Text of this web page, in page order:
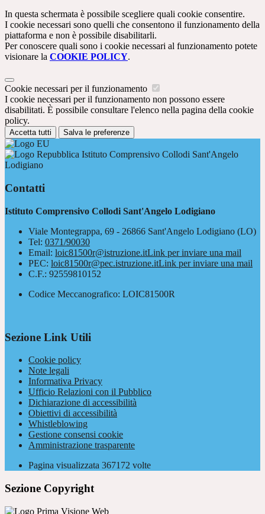
In questa schermata è possibile scegliere quali cookie consentire.
I cookie necessari sono quelli che consentono il funzionamento della
piattaforma e non è possibile disabilitarli.
Per conoscere quali sono i cookie necessari al funzionamento potete
visionare la COOKIE POLICY.
Cookie necessari per il funzionamento
I cookie necessari per il funzionamento non possono essere
disabilitati. È possibile consultare l'elenco nella pagina della cookie
policy.
Accetta tutti Salva le preferenze
Istituto Comprensivo Collodi Sant'Angelo
Lodigiano
Contatti
Istituto Comprensivo Collodi Sant'Angelo Lodigiano
Viale Montegrappa, 69 - 26866 Sant'Angelo Lodigiano (LO)
Tel: 0371/90030
Email: loic81500r@istruzione.itLink per inviare una mail
PEC: loic81500r@pec.istruzione.itLink per inviare una mail
C.F.: 92559810152
Codice Meccanografico: LOIC81500R
Sezione Link Utili
Cookie policy
Note legali
Informativa Privacy
Ufficio Relazioni con il Pubblico
Dichiarazione di accessibilità
Obiettivi di accessibilità
Whistleblowing
Gestione consensi cookie
Amministrazione trasparente
Pagina visualizzata 367172 volte
Sezione Copyright